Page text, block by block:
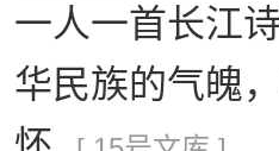
一人一首长江
华民族的气魄